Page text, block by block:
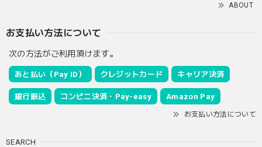
ABOUT
お支払い方法について
次の方法がご利用頂けます。
あと払い（Pay ID） クレジットカード キャリア決済
銀行振込 コンビニ決済・Pay-easy Amazon Pay
お支払い方法について
SEARCH